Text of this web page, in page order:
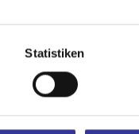
Statistiken